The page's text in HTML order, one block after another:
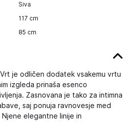
Siva
117 cm
85 cm
je odličen dodatek vsakemu vrtu
izgleda prinaša esenco
Zasnovana je tako za intimna
saj ponuja ravnovesje med
elegantne linije in